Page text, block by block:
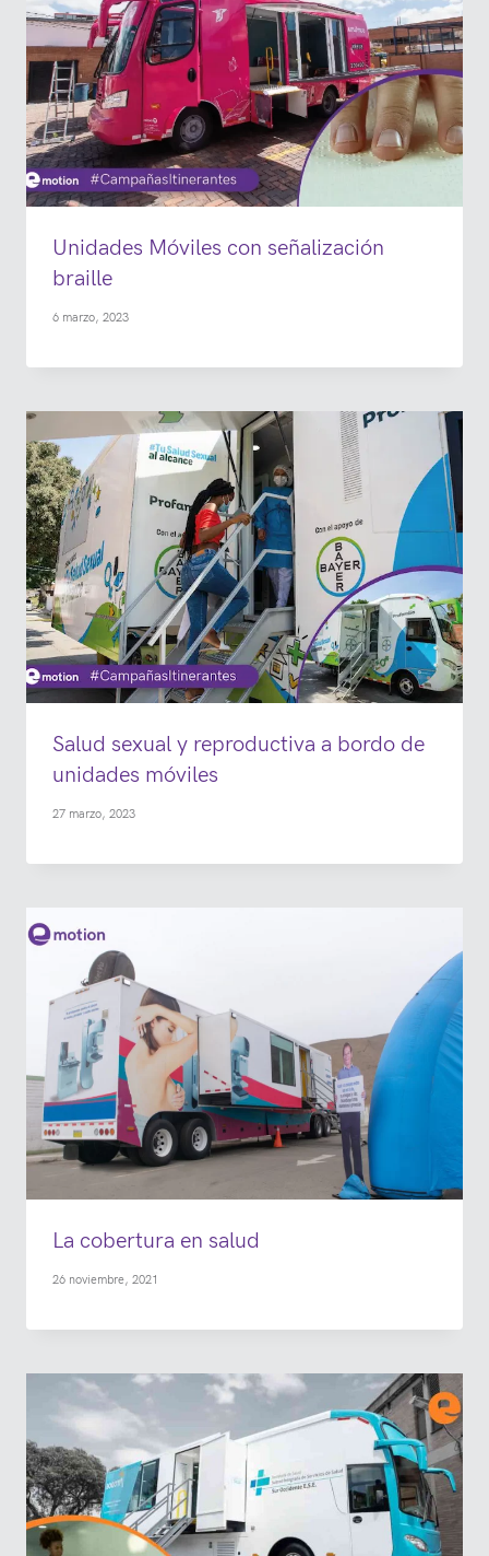
Unidades Móviles con señalización
braille
6 marzo, 2023
Salud sexual y reproductiva a bordo de
unidades móviles
27 marzo, 2023
La cobertura en salud
26 noviembre, 2021